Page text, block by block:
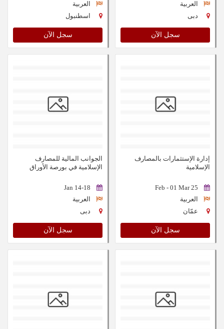
العربية
دبى
سجل الآن
العربية
اسطنبول
سجل الآن
إدارة الإستثمارات بالمصارف
الإسلامية
25 Feb - 01 Mar
العربية
عمّان
سجل الآن
الجوانب المالية للمصارف
الإسلامية في بورصة الأوراق
14-18 Jan
العربية
دبى
سجل الآن